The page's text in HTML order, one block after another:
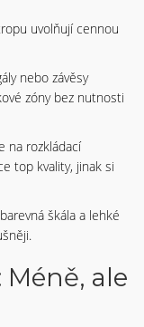
uvolňují cennou
nebo závěsy
zóny bez nutnosti
na rozkládací
top kvality, jinak si
škála a lehké
ale